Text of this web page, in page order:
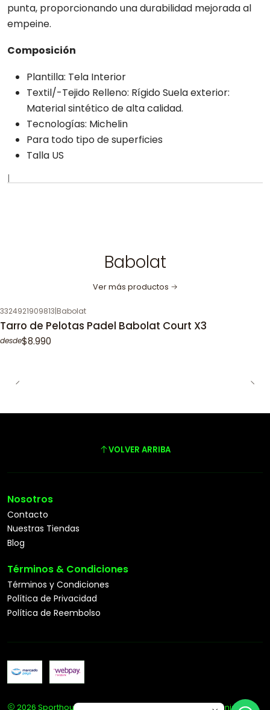
punta, proporcionando una durabilidad mejorada al
empeine.
Composición
Plantilla: Tela Interior
Textil/-Tejido Relleno: Rígido Suela exterior:
Material sintético de alta calidad.
Tecnologías: Michelin
Para todo tipo de superficies
Talla US
|
Babolat
Ver más productos
3324921909813|Babolat
Tarro de Pelotas Padel Babolat Court X3
desde$8.990
VOLVER ARRIBA
Nosotros
Contacto
Nuestras Tiendas
Blog
Términos & Condiciones
Términos y Condiciones
Política de Privacidad
Política de Reembolso
2026 Sporthouse Tienda Deportiva Especialista en Tenis.